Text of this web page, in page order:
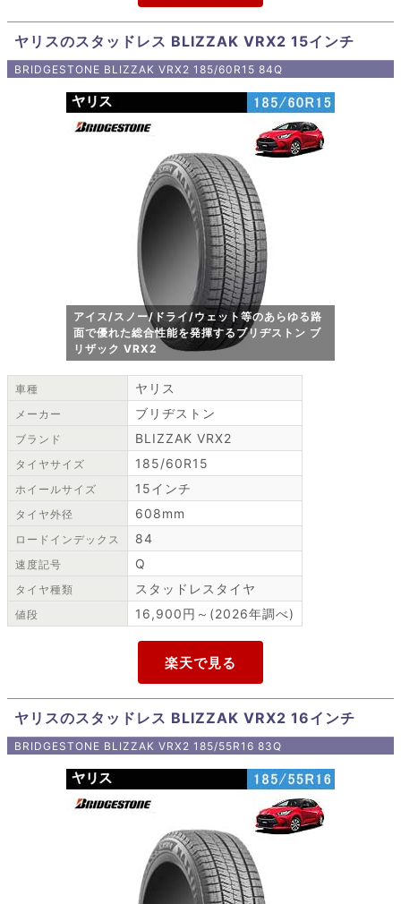
ヤリスのスタッドレス BLIZZAK VRX2 15インチ
BRIDGESTONE BLIZZAK VRX2 185/60R15 84Q
アイス/スノー/ドライ/ウェット等のあらゆる路
面で優れた総合性能を発揮するブリヂストン ブ
リザック VRX2
車種 ヤリス
メーカー ブリヂストン
ブランド BLIZZAK VRX2
タイヤサイズ 185/60R15
ホイールサイズ 15インチ
タイヤ外径 608mm
ロードインデックス 84
速度記号 Q
タイヤ種類 スタッドレスタイヤ
値段 16,900円～(2026年調べ)
ヤリスのスタッドレス BLIZZAK VRX2 16インチ
BRIDGESTONE BLIZZAK VRX2 185/55R16 83Q